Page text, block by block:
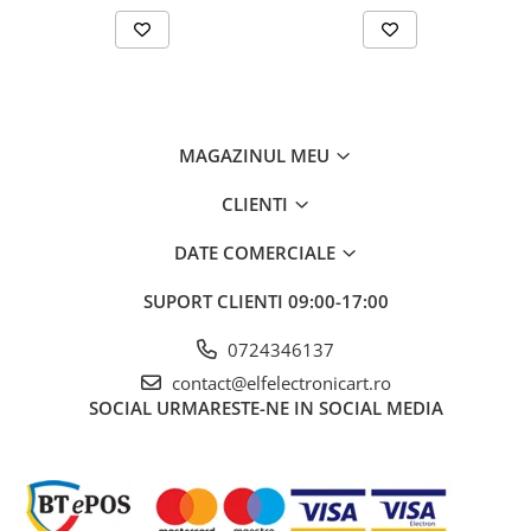
Interval de măsurare a rezistenței
Interval de măsurare a tensiunii DC
Interval de măsurare a frecvenței
40...80Hz
Interval de măsurare a capacității
Precizia măsurării frecvenței
±(0,5%+5 cifre)
Precizia măsurării curentului
continuu
Precizia măsurării tensiunii AC
±(1,2% + 5 cifre)
MAGAZINUL MEU
CLIENTI
DATE COMERCIALE
SUPORT CLIENTI 09:00-17:00
0724346137
contact@elfelectronicart.ro
SOCIAL URMARESTE-NE IN SOCIAL MEDIA